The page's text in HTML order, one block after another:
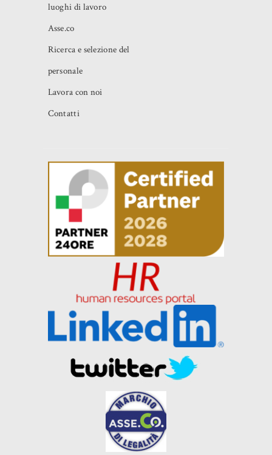
luoghi di lavoro
Asse.co
Ricerca e selezione del
personale
Lavora con noi
Contatti